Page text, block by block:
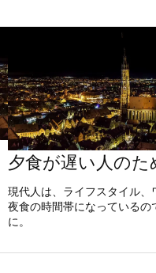
夕食が遅い人のた
現代人は、ライフスタイル
夜食の時間帯になっている
に。